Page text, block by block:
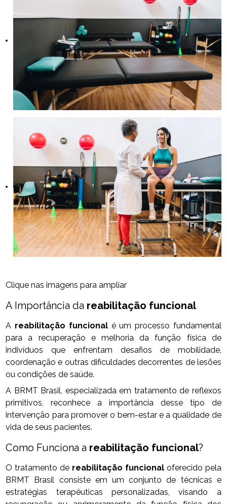
Clique nas imagens para ampliar
A Importância da reabilitação funcional
A reabilitação funcionalé um processo fundamental
para a recuperação e melhoria da função física de
indivíduos que enfrentam desafios de mobilidade,
coordenação e outras dificuldades decorrentes de lesões
ou condições de saúde.
A BRMT Brasil, especializada em tratamento de reflexos
primitivos, reconhece a importância desse tipo de
intervenção para promover o bem-estar e a qualidade de
vida de seus pacientes.
Como Funciona a reabilitação funcional?
O tratamento de reabilitação funcionaloferecido pela
BRMT Brasil consiste em um conjunto de técnicas e
estratégias terapêuticas personalizadas, visando a